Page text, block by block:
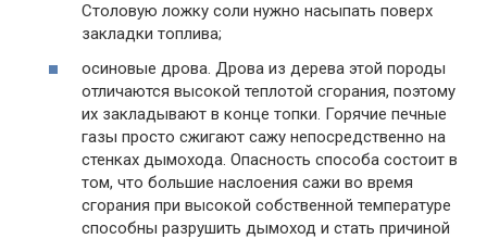
Столовую ложку соли нужно насыпать поверх
закладки топлива;
осиновые дрова. Дрова из дерева этой породы
отличаются высокой теплотой сгорания, поэтому
их закладывают в конце топки. Горячие печные
газы просто сжигают сажу непосредственно на
стенках дымохода. Опасность способа состоит в
том, что большие наслоения сажи во время
сгорания при высокой собственной температуре
способны разрушить дымоход и стать причиной